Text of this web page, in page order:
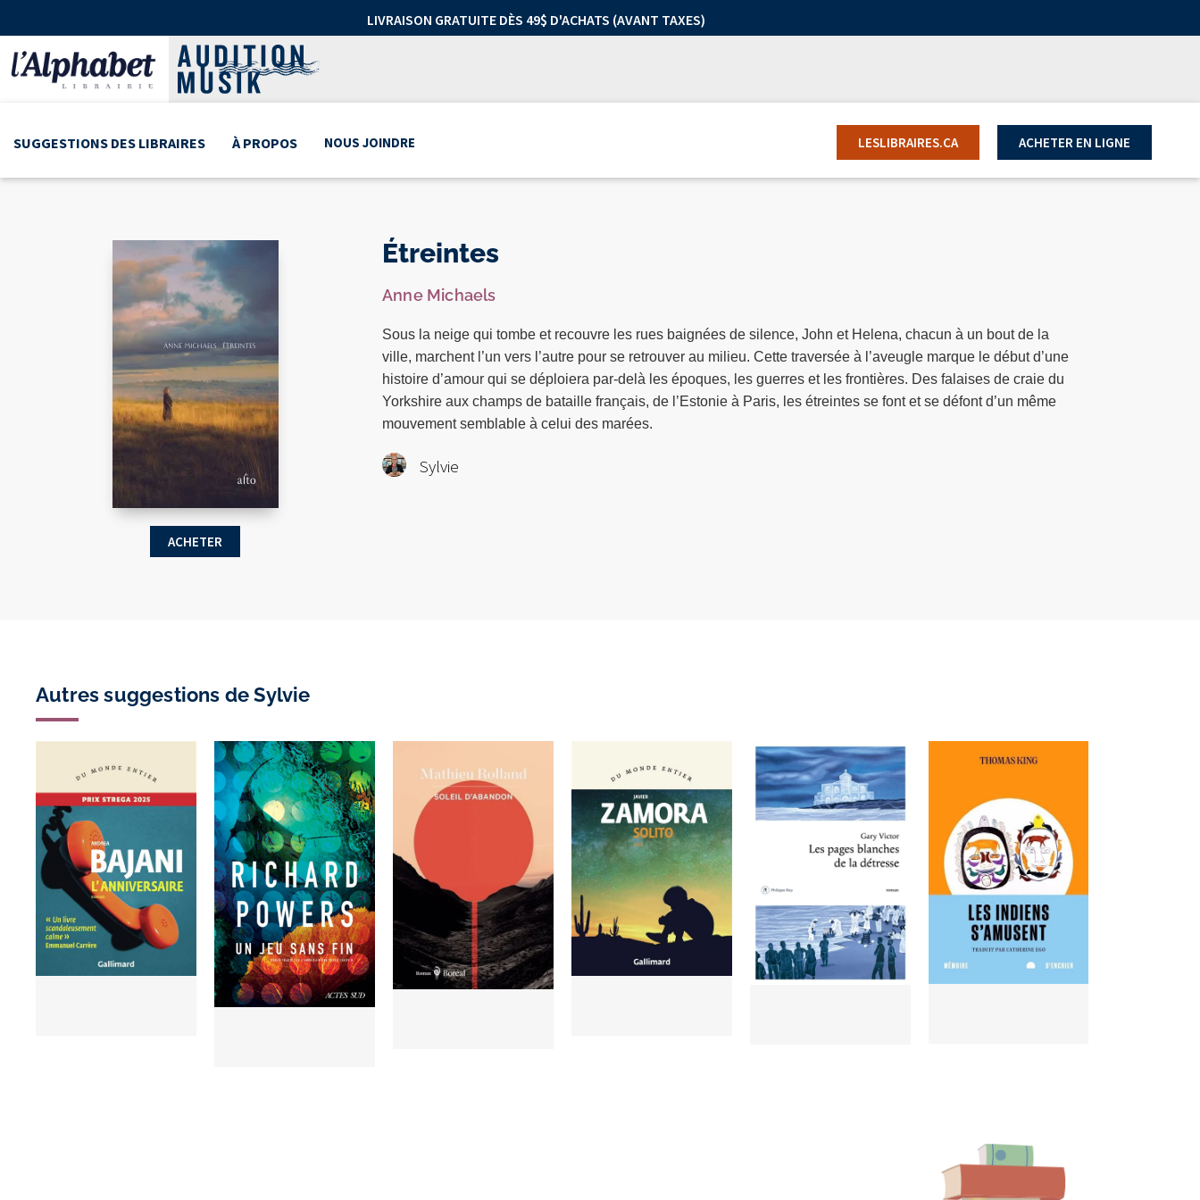
LIVRAISON GRATUITE DÈS 49$ D'ACHATS (AVANT TAXES)
SUGGESTIONS DES LIBRAIRES À PROPOS NOUS JOINDRE LESLIBRAIRES.CA ACHETER EN LIGNE
ACHETER
Étreintes
Anne Michaels
Sous la neige qui tombe et recouvre les rues baignées de silence, John et Helena, chacun à un bout de la
ville, marchent l’un vers l’autre pour se retrouver au milieu. Cette traversée à l’aveugle marque le début d’une
histoire d’amour qui se déploiera par-delà les époques, les guerres et les frontières. Des falaises de craie du
Yorkshire aux champs de bataille français, de l’Estonie à Paris, les étreintes se font et se défont d’un même
mouvement semblable à celui des marées.
Sylvie
Autres suggestions de Sylvie